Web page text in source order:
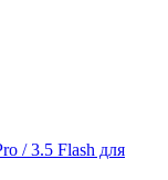
/ 3.5 Flash для